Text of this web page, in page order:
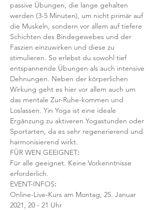
passive Übungen, die lange gehalten
werden (3-5 Minuten), um nicht primär auf
die Muskeln, sondern vor allem auf tiefere
Schichten des Bindegewebes und der
Faszien einzuwirken und diese zu
stimulieren. So erlebst du sowohl tief
entspannende Übungen als auch intensive
Dehnungen. Neben der körperlichen
Wirkung geht es hier vor allem auch um
das mentale Zur-Ruhe-kommen und
Loslassen. Yin Yoga ist eine ideale
Ergänzung zu aktiveren Yogastunden oder
Sportarten, da es sehr regenerierend und
harmonisierend wirkt.
FÜR WEN GEEIGNET:
Für alle geeignet. Keine Vorkenntnisse
erforderlich.
EVENT-INFOS:
Online-Live-Kurs am Montag, 25. Januar
2021, 20 - 21 Uhr